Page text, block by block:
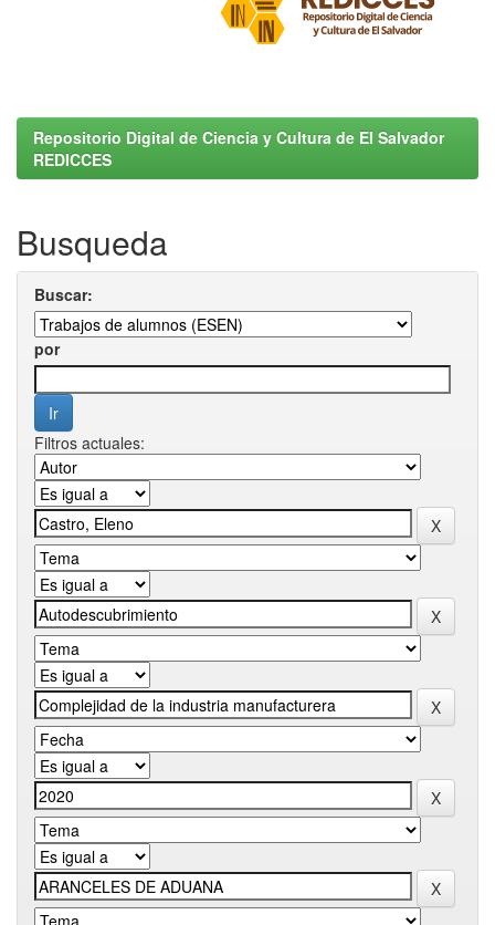
Repositorio Digital de Ciencia y Cultura de El Salvador
REDICCES
Busqueda
Buscar:
por
Filtros actuales: